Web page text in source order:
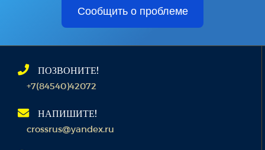
Сообщить о проблеме
ПОЗВОНИТЕ!
+7(84540)42072
НАПИШИТЕ!
crossrus@yandex.ru